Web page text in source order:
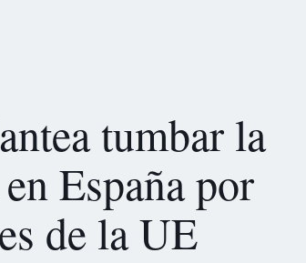
tumbar la
España por
de la UE